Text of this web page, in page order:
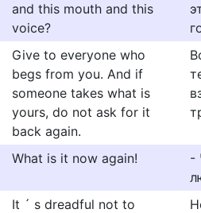
and this mouth and this
voice?
Give to everyone who
begs from you. And if
someone takes what is
yours, do not ask for it
back again.
What is it now again!
-
It ´ s dreadful not to